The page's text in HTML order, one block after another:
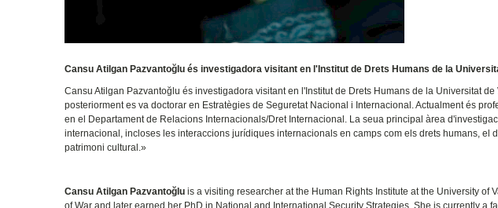
Cansu Atilgan Pazvantoğlu és investigadora visitant en l'Institut de Drets Humans de la
Cansu Atilgan Pazvantoğlu és investigadora visitant en l'Institut de Drets Humans de la Universitat
posteriorment es va doctorar en Estratègies de Seguretat Nacional i Internacional. Actualment és
en el Departament de Relacions Internacionals/Dret Internacional. La seua principal àrea
internacional, incloses les interaccions jurídiques internacionals en camps com els drets humans, el
patrimoni cultural.»
Cansu Atilgan Pazvantoğlu is a visiting researcher at the Human Rights Institute at the University of
of War and later earned her PhD in National and International Security Strategies. She is currently a